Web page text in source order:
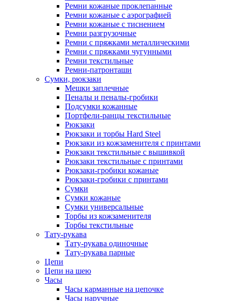
Ремни кожаные проклепанные
Ремни кожаные с аэрографией
Ремни кожаные с тиснением
Ремни разгрузочные
Ремни с пряжками металлическими
Ремни с пряжками чугунными
Ремни текстильные
Ремни-патронташи
Сумки, рюкзаки
Мешки заплечные
Пеналы и пеналы-гробики
Подсумки кожанные
Портфели-ранцы текстильные
Рюкзаки
Рюкзаки и торбы Hard Steel
Рюкзаки из кожзаменителя с принтами
Рюкзаки текстильные с вышивкой
Рюкзаки текстильные с принтами
Рюкзаки-гробики кожаные
Рюкзаки-гробики с принтами
Сумки
Сумки кожаные
Сумки универсальные
Торбы из кожзаменителя
Торбы текстильные
Тату-рукава
Тату-рукава одиночные
Тату-рукава парные
Цепи
Цепи на шею
Часы
Часы карманные на цепочке
Часы наручные